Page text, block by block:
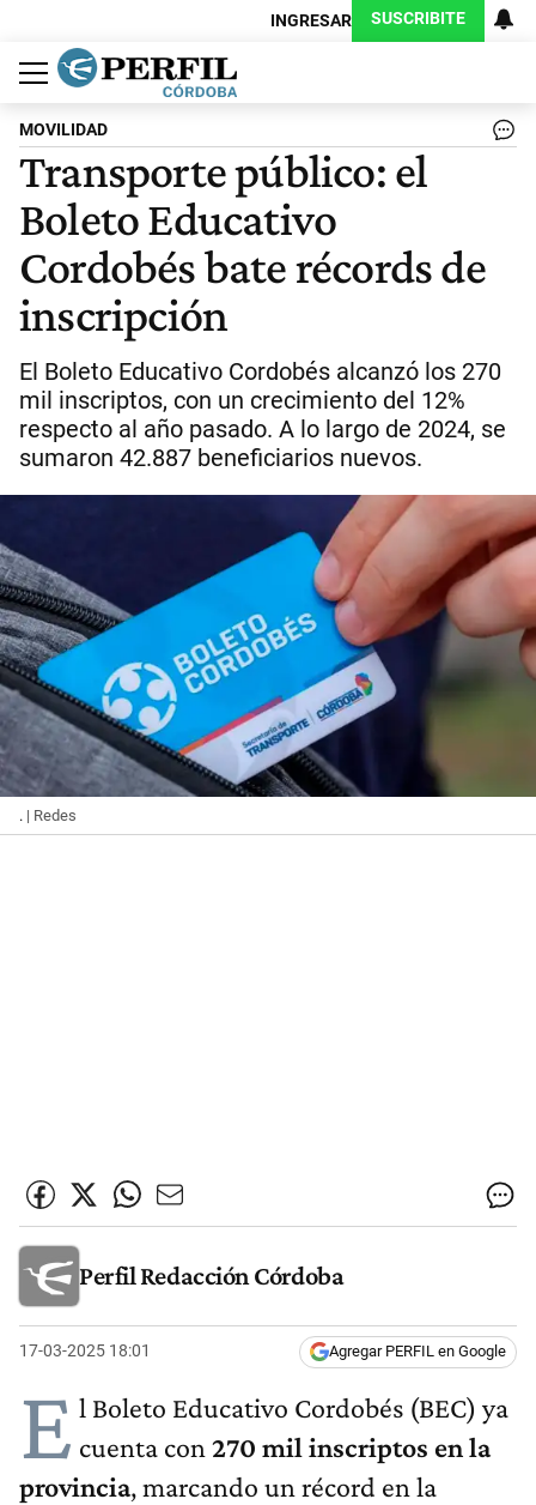
INGRESAR SUSCRIBITE
Política
Economía
Judiciales
Sociedad
Cultura
Espectáculos
Deportes
Protagonistas
MOVILIDAD
Transporte público: el
Boleto Educativo
Cordobés bate récords de
inscripción
El Boleto Educativo Cordobés alcanzó los 270
mil inscriptos, con un crecimiento del 12%
respecto al año pasado. A lo largo de 2024, se
sumaron 42.887 beneficiarios nuevos.
. | Redes
Perfil Redacción Córdoba
17-03-2025 18:01 Agregar PERFIL en Google
E l Boleto Educativo Cordobés (BEC) ya
cuenta con 270 mil inscriptos en la
provincia, marcando un récord en la